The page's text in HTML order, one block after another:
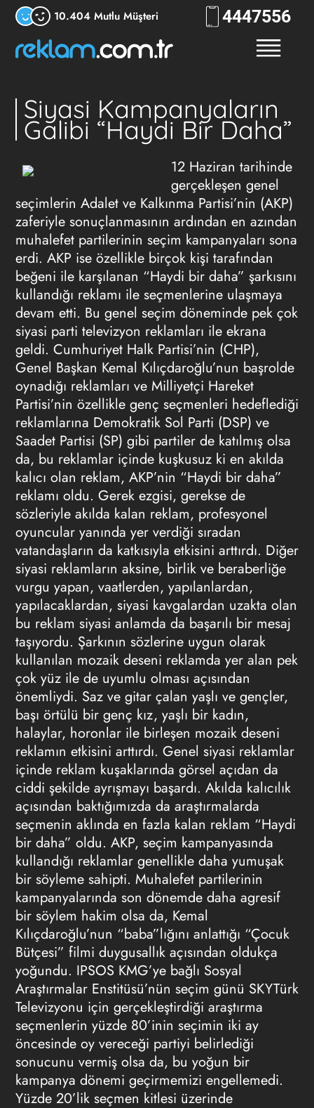
10.404 Mutlu Müşteri 444RKLM
Siyasi Kampanyaların
Galibi “Haydi Bir Daha”
12 Haziran tarihinde
gerçekleşen genel
seçimlerin Adalet ve Kalkınma Partisi’nin (AKP)
zaferiyle sonuçlanmasının ardından en azından
muhalefet partilerinin seçim kampanyaları sona
erdi. AKP ise özellikle birçok kişi tarafından
beğeni ile karşılanan “Haydi bir daha” şarkısını
kullandığı reklamı ile seçmenlerine ulaşmaya
devam etti. Bu genel seçim döneminde pek çok
siyasi parti televizyon reklamları ile ekrana
geldi. Cumhuriyet Halk Partisi’nin (CHP),
Genel Başkan Kemal Kılıçdaroğlu’nun başrolde
oynadığı reklamları ve Milliyetçi Hareket
Partisi’nin özellikle genç seçmenleri hedeflediği
reklamlarına Demokratik Sol Parti (DSP) ve
Saadet Partisi (SP) gibi partiler de katılmış olsa
da, bu reklamlar içinde kuşkusuz ki en akılda
kalıcı olan reklam, AKP’nin “Haydi bir daha”
reklamı oldu. Gerek ezgisi, gerekse de
sözleriyle akılda kalan reklam, profesyonel
oyuncular yanında yer verdiği sıradan
vatandaşların da katkısıyla etkisini arttırdı. Diğer
siyasi reklamların aksine, birlik ve beraberliğe
vurgu yapan, vaatlerden, yapılanlardan,
yapılacaklardan, siyasi kavgalardan uzakta olan
bu reklam siyasi anlamda da başarılı bir mesaj
taşıyordu. Şarkının sözlerine uygun olarak
kullanılan mozaik deseni reklamda yer alan pek
çok yüz ile de uyumlu olması açısından
önemliydi. Saz ve gitar çalan yaşlı ve gençler,
başı örtülü bir genç kız, yaşlı bir kadın,
halaylar, horonlar ile birleşen mozaik deseni
reklamın etkisini arttırdı. Genel siyasi reklamlar
içinde reklam kuşaklarında görsel açıdan da
ciddi şekilde ayrışmayı başardı. Akılda kalıcılık
açısından baktığımızda da araştırmalarda
seçmenin aklında en fazla kalan reklam “Haydi
bir daha” oldu. AKP, seçim kampanyasında
kullandığı reklamlar genellikle daha yumuşak
bir söyleme sahipti. Muhalefet partilerinin
kampanyalarında son dönemde daha agresif
bir söylem hakim olsa da, Kemal
Kılıçdaroğlu’nun “baba”lığını anlattığı “Çocuk
Bütçesi” filmi duygusallık açısından oldukça
yoğundu. IPSOS KMG’ye bağlı Sosyal
Araştırmalar Enstitüsü’nün seçim günü SKYTürk
Televizyonu için gerçekleştirdiği araştırma
seçmenlerin yüzde 80’inin seçimin iki ay
öncesinde oy vereceği partiyi belirlediği
sonucunu vermiş olsa da, bu yoğun bir
kampanya dönemi geçirmemizi engellemedi.
Yüzde 20’lik seçmen kitlesi üzerinde